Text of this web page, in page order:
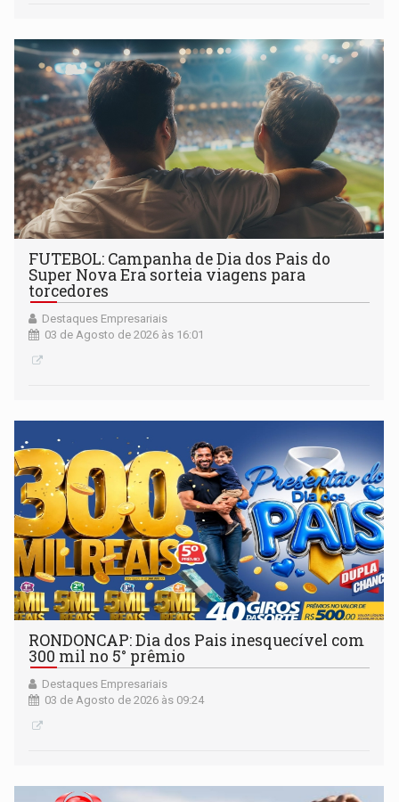
FUTEBOL: Campanha de Dia dos Pais do
Super Nova Era sorteia viagens para
torcedores
Destaques Empresariais
03 de Agosto de 2026 às 16:01
RONDONCAP: Dia dos Pais inesquecível com
300 mil no 5° prêmio
Destaques Empresariais
03 de Agosto de 2026 às 09:24